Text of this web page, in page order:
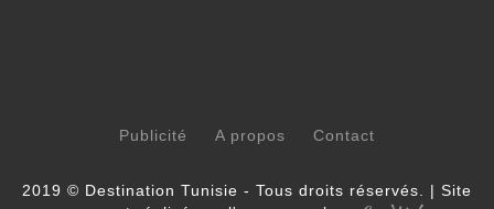
Publicité A propos Contact
2019 © Destination Tunisie - Tous droits réservés. | Site